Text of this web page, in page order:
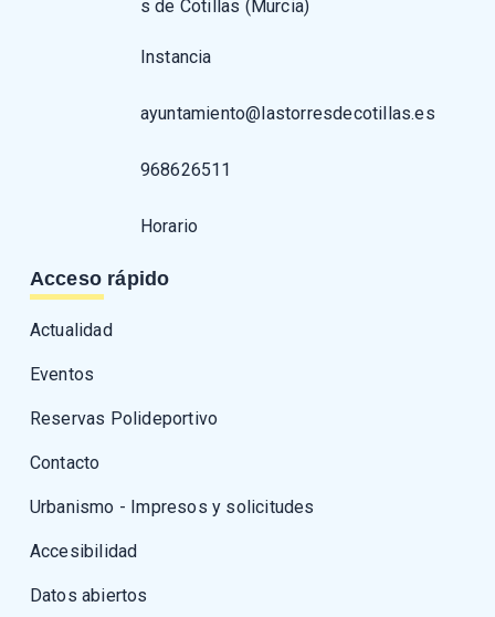
s de Cotillas (Murcia)
Instancia
ayuntamiento@lastorresdecotillas.es
968626511
Horario
Acceso rápido
Actualidad
Eventos
Reservas Polideportivo
Contacto
Urbanismo - Impresos y solicitudes
Accesibilidad
Datos abiertos